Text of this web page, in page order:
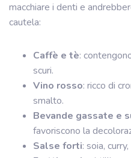
macchiare i denti e
cautela:
Caffè e tè:
scuri.
Vino rosso: ricco di
smalto.
Bevande gassate e
favoriscono la
Salse forti: soia,